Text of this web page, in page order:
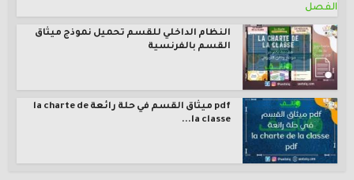
النظام الداخلي للقسم تحميل نموذج ميثاق
القسم بالفرنسية
pdf ميثاق القسم في حلة رائعة la charte de
la classe...